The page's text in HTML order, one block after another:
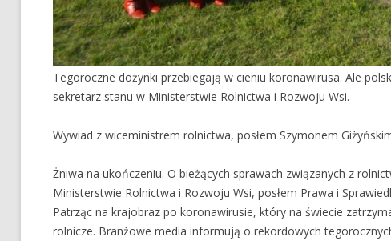
Tegoroczne dożynki przebiegają w cieniu koronawirusa. Ale
sekretarz stanu w Ministerstwie Rolnictwa i Rozwoju Wsi.
Wywiad z wiceministrem rolnictwa, posłem Szymonem
Żniwa na ukończeniu. O bieżących sprawach związanych z
Ministerstwie Rolnictwa i Rozwoju Wsi, posłem Prawa i
Patrząc na krajobraz po koronawirusie, który na świecie
rolnicze. Branżowe media informują o rekordowych